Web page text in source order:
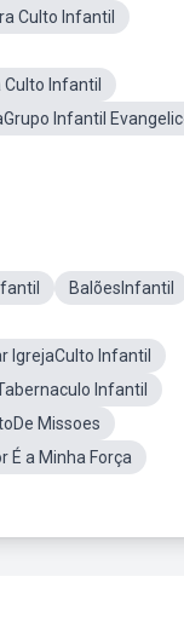
Culto Infantil
Culto Infantil
Infantil
BalõesInfantil
IgrejaCulto Infantil
Infantil
Missoes
É a Minha Força